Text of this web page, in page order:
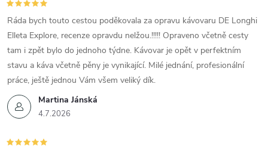
Martina Jánská
4.7.2026
Ráda bych touto cestou poděkovala za opravu kávovaru DE Longhi
Elleta Explore, recenze opravdu nelžou.!!!!! Opraveno včetně cesty
tam i zpět bylo do jednoho týdne. Kávovar je opět v perfektním
stavu a káva včetně pěny je vynikající. Milé jednání, profesionální
práce, ještě jednou Vám všem veliký dík.